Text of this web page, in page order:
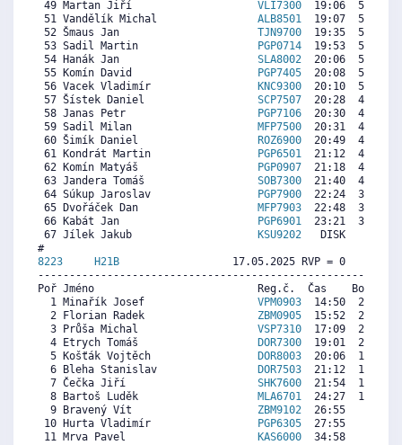
49 Martan Jiří VLI7300
19:06  5699
51 Vandělík Michal ALB8501
19:07  5689
52 Šmaus Jan TJN9700
19:35  5412
53 Sadil Martin
PGP0714
19:53  5234
54 Hanák Jan SLA8002
20:06  5105
55 Komín David
PGP7405
20:08  5085
56 Vacek Vladimír
KNC9300
20:10  5066
57 Šístek Daniel SCP7507
20:28  4887
58 Janas Petr
PGP7106
20:30  4868
59 Sadil Milan MFP7500
20:31  4858
60 Šimík Daniel
ROZ6900
20:49  4680
61 Kondrát Martin
PGP6501
21:12  4452
62 Komín Matyáš
PGP0907
21:18  4393
63 Jandera Tomáš SOB7300
21:40  4175
64 Súkup Jaroslav
PGP7900
22:24  3740
65 Dvořáček Dan MFP7903
22:48  3502
66 Kabát Jan
PGP6901
23:21  3176
67 Jílek Jakub
KSU9202
DISK     0
8223
H21B
17.05.2025 RVP = 0     IP
Poř Jméno                          Reg.č.  Čas    Body
  1 Minařík Josef
VPM0903
14:50  2870
  2 Florian Radek
ZBM0905
15:52  2696
  3 Průša Michal
VSP7310
17:09  2480
  4 Etrych Tomáš
DOR7300
19:01  2166
  5 Košťák Vojtěch
DOR8003
20:06  1984
  6 Bleha Stanislav
DOR7503
21:12  1799
  7 Čečka Jiří
SHK7600
21:54  1682
  8 Bartoš Luděk
MLA6701
24:27  1253
  9 Bravený Vít
ZBM9102
26:55   838
10 Hurta Vladimír
PGP6305
27:55   670
11 Mrva Pavel
KAS6000
34:58     0